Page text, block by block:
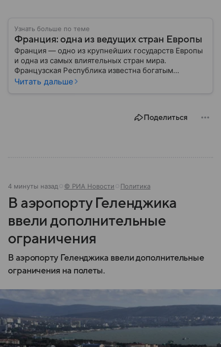
Узнать больше по теме
Франция: одна из ведущих стран Европы
Франция — одно из крупнейших государств Европы
и одна из самых влиятельных стран мира.
Французская Республика известна богатым
культурным наследием, развитой экономикой,
Читать дальше
Поделиться
4 минуты назад © РИА Новости Политика
В аэропорту Геленджика
ввели дополнительные
ограничения
В аэропорту Геленджика ввели дополнительные
ограничения на полеты.